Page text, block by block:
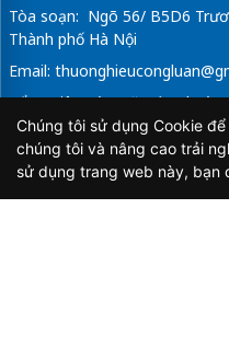
Tòa soạn: Ngõ 56/ B5D6
Thành phố Hà Nội
Email:
Tổng Biên Tập: Vũ Đức Thuận
Giấy phép hoạt động báo chí
Thông tin và Truyền thông
Chúng tôi sử dụng Cookie
chúng tôi và nâng cao trải
sử dụng trang web này, bạn